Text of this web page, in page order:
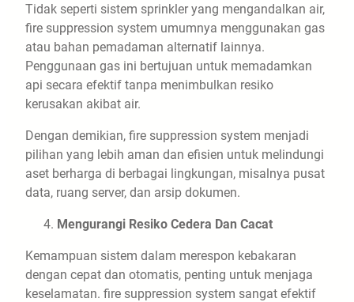
Tidak seperti sistem sprinkler yang mengandalkan air,
fire suppression system umumnya menggunakan gas
atau bahan pemadaman alternatif lainnya.
Penggunaan gas ini bertujuan untuk memadamkan
api secara efektif tanpa menimbulkan resiko
kerusakan akibat air.
Dengan demikian, fire suppression system menjadi
pilihan yang lebih aman dan efisien untuk melindungi
aset berharga di berbagai lingkungan, misalnya pusat
data, ruang server, dan arsip dokumen.
Mengurangi Resiko Cedera Dan Cacat
Kemampuan sistem dalam merespon kebakaran
dengan cepat dan otomatis, penting untuk menjaga
keselamatan. fire suppression system sangat efektif